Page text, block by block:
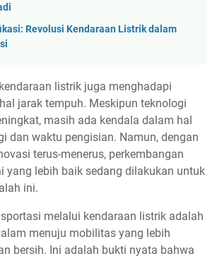
Revolusi Kendaraan Listrik dalam
listrik juga menghadapi
jarak tempuh. Meskipun teknologi
masih ada kendala dalam hal
dan waktu pengisian. Namun, dengan
terus-menerus, perkembangan
yang lebih baik sedang dilakukan untuk
ini.
melalui kendaraan listrik adalah
menuju mobilitas yang lebih
bersih. Ini adalah bukti nyata bahwa